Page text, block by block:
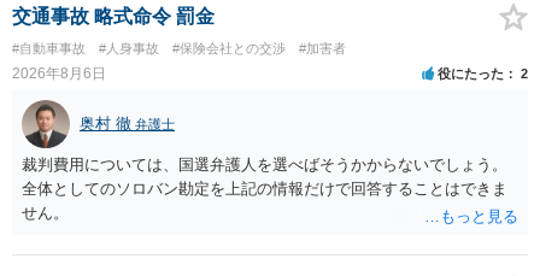
交通事故 略式命令 罰金
#自動車事故 #人身事故 #保険会社との交渉 #加害者
2026年8月6日 役にたった 2
奥村 徹 弁護士
裁判費用については、国選弁護人を選べばそうかからないでしょう。
全体としてのソロバン勘定を上記の情報だけで回答することはできま
せん。